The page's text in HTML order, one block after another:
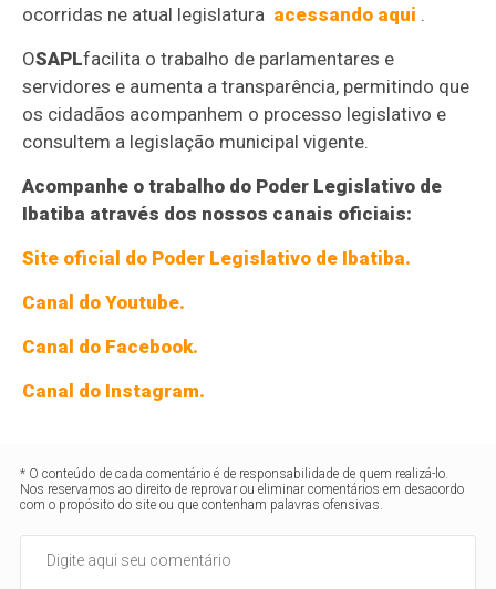
ocorridas ne atual legislatura acessando aqui .
OSAPLfacilita o trabalho de parlamentares e
servidores e aumenta a transparência, permitindo que
os cidadãos acompanhem o processo legislativo e
consultem a legislação municipal vigente.
Acompanhe o trabalho do Poder Legislativo de
Ibatiba através dos nossos canais oficiais:
Site oficial do Poder Legislativo de Ibatiba.
Canal do Youtube.
Canal do Facebook.
Canal do Instagram.
* O conteúdo de cada comentário é de responsabilidade de quem realizá-lo.
Nos reservamos ao direito de reprovar ou eliminar comentários em desacordo
com o propósito do site ou que contenham palavras ofensivas.